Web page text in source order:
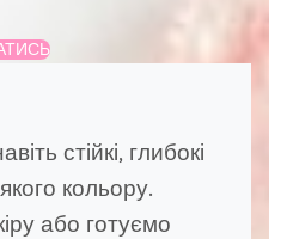
стійкі, глибокі
кольору.
або готуємо